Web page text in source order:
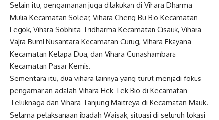
Selain itu, pengamanan juga dilakukan di Vihara Dharma
Mulia Kecamatan Solear, Vihara Cheng Bu Bio Kecamatan
Legok, Vihara Sobhita Tridharma Kecamatan Cisauk, Vihara
Vajra Bumi Nusantara Kecamatan Curug, Vihara Ekayana
Kecamatan Kelapa Dua, dan Vihara Gunashambara
Kecamatan Pasar Kemis.
Sementara itu, dua vihara lainnya yang turut menjadi fokus
pengamanan adalah Vihara Hok Tek Bio di Kecamatan
Teluknaga dan Vihara Tanjung Maitreya di Kecamatan Mauk.
Selama pelaksanaan ibadah Waisak, situasi di seluruh lokasi